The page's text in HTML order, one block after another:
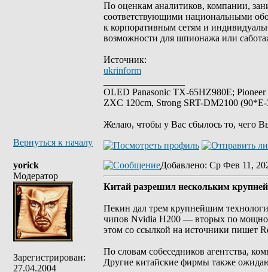
По оценкам аналитиков, компании,
соответствующими национальными
к корпоративным сетям и
возможности для шпионажа или
Источник:
ukrinform
OLED Panasonic TX-65HZ980E;
ZXC 120cm, Strong SRT-DM2100
Желаю, чтобы у Вас сбылось то, чего
Вернуться к началу
yorick
Модератор
Зарегистрирован:
27.04.2004
Добавлено: Ср Фев 11,
Китай разрешил нескольким
Пекин дал трем крупнейшим
чипов Nvidia H200 — вторых по
этом со ссылкой на источники пишет
По словам собеседников агентства,
Другие китайские фирмы также